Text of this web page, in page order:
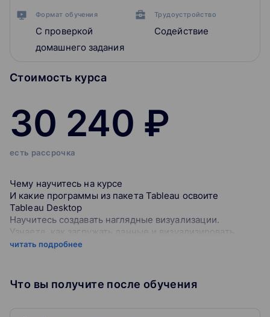
Формат обучения
С проверкой
домашнего задания
Трудоустройство
Содействие
Стоимость курса
30 240 ₽
есть рассрочка
Чему научитесь на курсе
И какие программы из пакета Tableau освоите
Tableau Desktop
Научитесь создавать наглядные визуализации.
Узнаете, как загружать данные и визуализировать
отчётность
виды анализа и формулы, в том числе LOD, Table
Calculations
читать подробнее
Что вы получите после обучения